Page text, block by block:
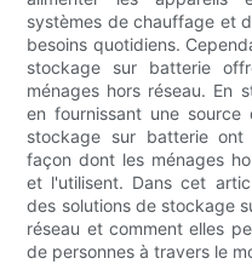
systèmes de chauffage et
besoins quotidiens.
stockage sur batterie
ménages hors réseau. En
en fournissant une source
stockage sur batterie
façon dont les ménages
et l'utilisent. Dans cet
des solutions de stockage
réseau et comment elles
de personnes à travers le